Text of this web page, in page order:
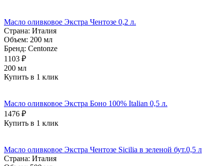
Масло оливковое Экстра Чентозе 0,2 л.
Страна: Италия
Объем: 200 мл
Бренд: Centonze
1103 ₽
200 мл
Купить в 1 клик
Масло оливковое Экстра Боно 100% Italian 0,5 л.
1476 ₽
Купить в 1 клик
Масло оливковое Экстра Чентозе Sicilia в зеленой бут.0,5 л
Страна: Италия